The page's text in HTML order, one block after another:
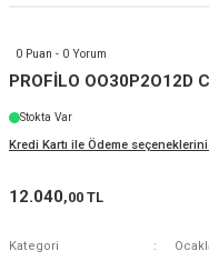
0 Puan - 0 Yorum
PROFİLO OO30P2O12D
Stokta Var
Kredi Kartı ile Ödeme
12.040,00 TL
Kategori